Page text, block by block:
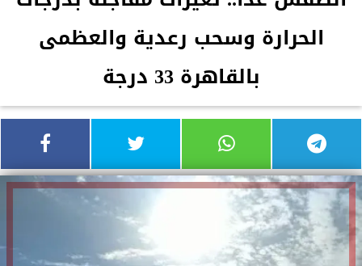
الحرارة وسحب رعدية والعظمى
بالقاهرة 33 درجة